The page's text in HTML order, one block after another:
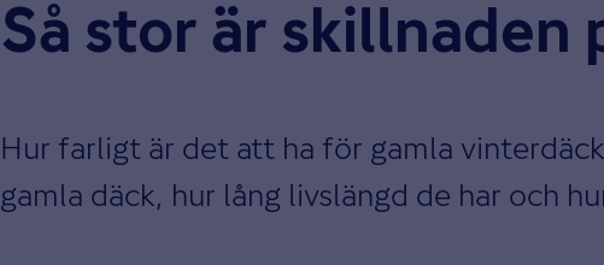
Så stor är skillnaden
Hur farligt är det att ha för gamla
gamla däck, hur lång livslängd de har och